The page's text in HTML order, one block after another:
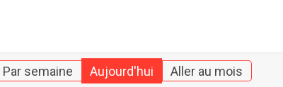
Par semaine Aujourd'hui Aller au mois